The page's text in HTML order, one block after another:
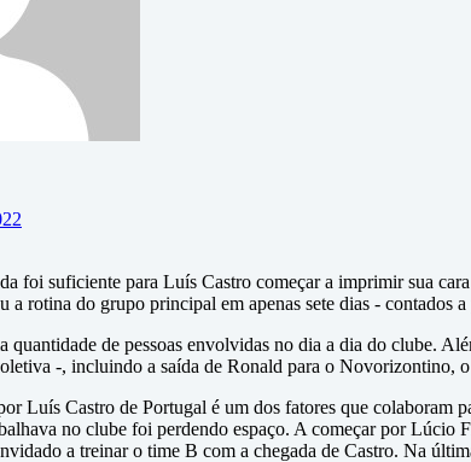
foi suficiente para Luís Castro começar a imprimir sua
a rotina do grupo principal em apenas sete dias -
quantidade de pessoas envolvidas no dia a dia do clube.
-, incluindo a saída de Ronald para o Novorizontino,
Luís Castro de Portugal é um dos fatores que colaboram
no clube foi perdendo espaço. A começar por Lúcio
a treinar o time B com a chegada de Castro. Na